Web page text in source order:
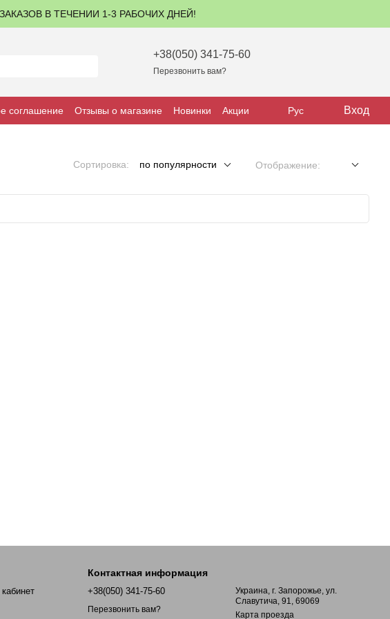
ЗАКАЗОВ В ТЕЧЕНИИ 1-3 РАБОЧИХ ДНЕЙ!
+38(050) 341-75-60
Перезвонить вам?
соглашение Отзывы о магазине Новинки Акции Рус Вход
Сортировка: по популярности Отображение:
Контактная информация
+38(050) 341-75-60
Перезвонить вам?
Украина, г. Запорожье, ул.
Славутича, 91, 69069
Карта проезда